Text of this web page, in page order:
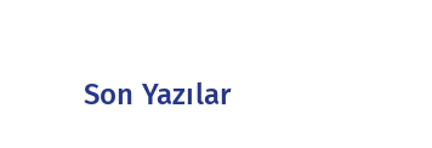
Son Yazılar